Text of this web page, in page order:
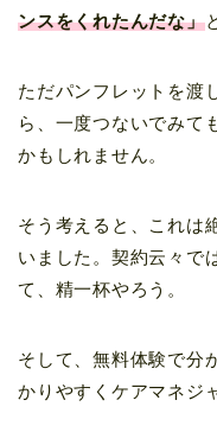
ンスをくれたんだな」
ただパンフレットを渡
ら、一度つないでみて
かもしれません。
そう考えると、これは
いました。契約云々で
て、精一杯やろう。
そして、無料体験で分
かりやすくケアマネジ